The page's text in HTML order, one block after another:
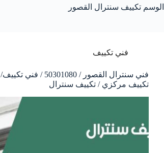
الوسم تكييف سنترال القصور
فني تكييف
فني سنترال القصور / 50301080 / فني تكييف/
تكييف مركزي / تكييف سنترال